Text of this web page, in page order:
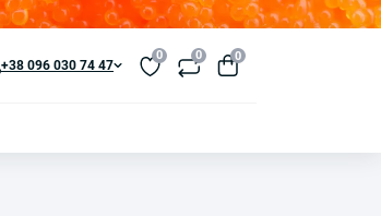
+38 096 030 74 47
0 0 0